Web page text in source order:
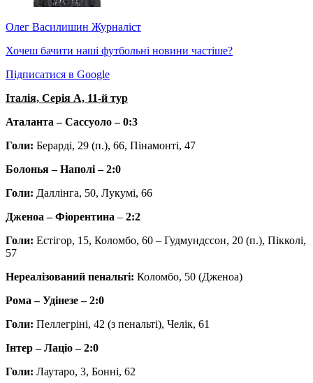
Олег Василишин Журналіст
Хочеш бачити наші футбольні новини частіше?
Підписатися в Google
Італія, Серія А, 11-й тур
Аталанта – Сассуоло – 0:3
Голи: Берарді, 29 (п.), 66, Пінамонті, 47
Болонья – Наполі – 2:0
Голи: Даллінга, 50, Лукумі, 66
Дженоа – Фіорентина – 2:2
Голи: Естігор, 15, Коломбо, 60 – Гудмундссон, 20 (п.), Пікколі,
57
Нереалізований пенальті: Коломбо, 50 (Дженоа)
Рома – Удінезе – 2:0
Голи: Пеллегріні, 42 (з пенальті), Челік, 61
Інтер – Лаціо – 2:0
Голи: Лаутаро, 3, Бонні, 62